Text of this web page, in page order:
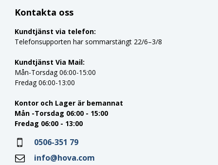
Kontakta oss
Kundtjänst via telefon:
Telefonsupporten har sommarstängt 22/6–3/8
Kundtjänst Via Mail:
Mån-Torsdag 06:00-15:00
Fredag 06:00-13:00
Kontor och Lager är bemannat
Mån -Torsdag 06:00 - 15:00
Fredag 06:00 - 13:00
0506-351 79
info@hova.com